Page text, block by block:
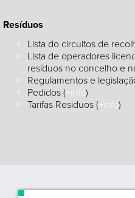
Resíduos
Lista do circuitos de
Lista de operadores
resíduos no concelho e
Regulamentos e
Pedidos (+info)
Tarifas Residuos (+info)